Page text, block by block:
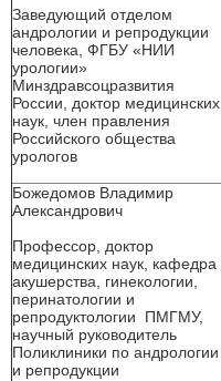
Заведующий отделом
андрологии и репродукции
человека, ФГБУ «НИИ
урологии»
Минздравсоцразвития
России, доктор медицинских
наук, член правления
Российского общества
урологов
Божедомов Владимир
Александрович
Профессор, доктор
медицинских наук, кафедра
акушерства, гинекологии,
перинатологии и
репродуктологии ПМГМУ,
научный руководитель
Поликлиники по андрологии
и репродукции